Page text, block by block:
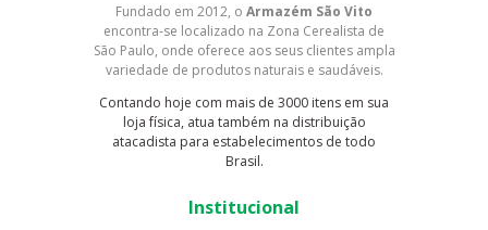
Fundado em 2012, o Armazém São Vito
encontra-se localizado na Zona Cerealista de
São Paulo, onde oferece aos seus clientes ampla
variedade de produtos naturais e saudáveis.
Contando hoje com mais de 3000 itens em sua
loja física, atua também na distribuição
atacadista para estabelecimentos de todo
Brasil.
Institucional